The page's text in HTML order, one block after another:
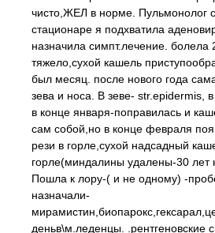
чисто,ЖЕЛ в норме. Пульмонолог
стационаре я подхватила
назначила симпт.лечение. болела
тяжело,сухой кашель
был месяц. после нового года
зева и носа. В зеве- str.epidermis,
в конце января-поправилась и
сам собой,но в конце февраля
рези в горле,сухой надсадный
горле(миндалины удалены-30 лет
Пошла к лору-( и не одному) -
назначали-
деньв\м.леденцы. .рентгеновские